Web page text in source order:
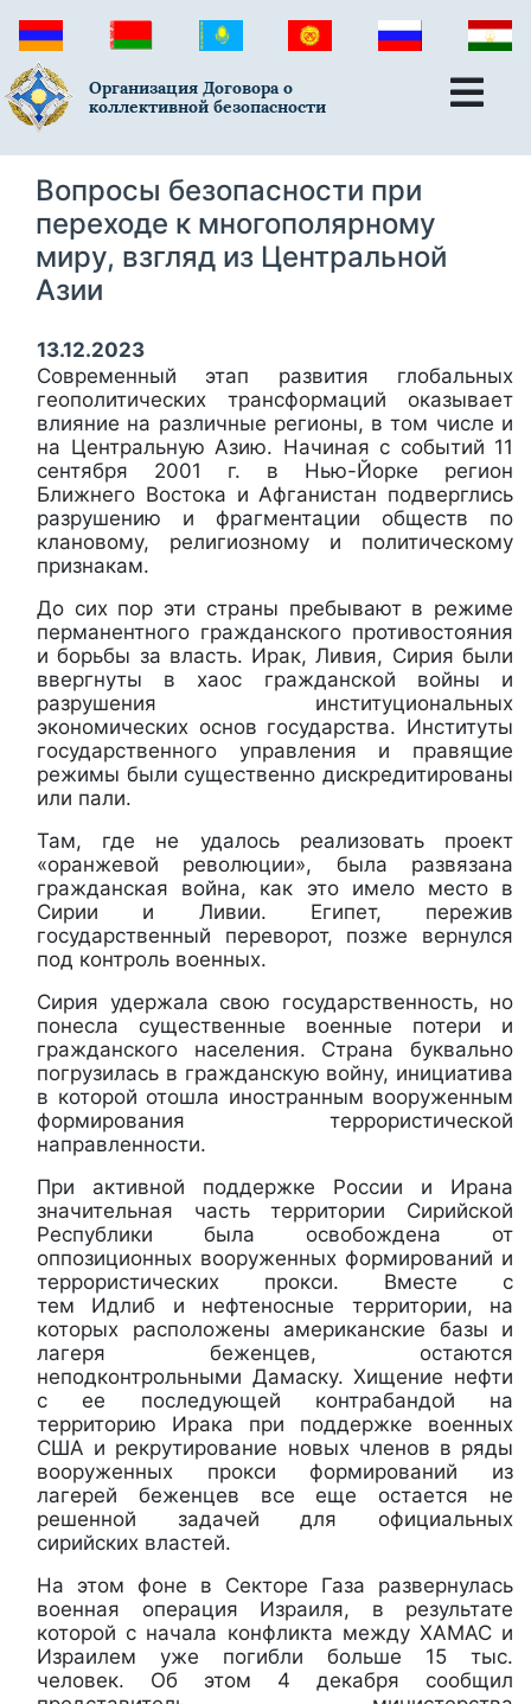
Организация Договора о
коллективной безопасности
Вопросы безопасности при
переходе к многополярному
миру, взгляд из Центральной
Азии
13.12.2023
Современный этап развития глобальных
геополитических трансформаций оказывает
влияние на различные регионы, в том числе и
на Центральную Азию. Начиная с событий 11
сентября 2001 г. в Нью-Йорке регион
Ближнего Востока и Афганистан подверглись
разрушению и фрагментации обществ по
клановому, религиозному и политическому
признакам.
До сих пор эти страны пребывают в режиме
перманентного гражданского противостояния
и борьбы за власть. Ирак, Ливия, Сирия были
ввергнуты в хаос гражданской войны и
разрушения институциональных
экономических основ государства. Институты
государственного управления и правящие
режимы были существенно дискредитированы
или пали.
Там, где не удалось реализовать проект
«оранжевой революции», была развязана
гражданская война, как это имело место в
Сирии и Ливии. Египет, пережив
государственный переворот, позже вернулся
под контроль военных.
Сирия удержала свою государственность, но
понесла существенные военные потери и
гражданского населения. Страна буквально
погрузилась в гражданскую войну, инициатива
в которой отошла иностранным вооруженным
формирования террористической
направленности.
При активной поддержке России и Ирана
значительная часть территории Сирийской
Республики была освобождена от
оппозиционных вооруженных формирований и
террористических прокси. Вместе с
тем Идлиб и нефтеносные территории, на
которых расположены американские базы и
лагеря беженцев, остаются
неподконтрольными Дамаску. Хищение нефти
с ее последующей контрабандой на
территорию Ирака при поддержке военных
США и рекрутирование новых членов в ряды
вооруженных прокси формирований из
лагерей беженцев все еще остается не
решенной задачей для официальных
сирийских властей.
На этом фоне в Секторе Газа развернулась
военная операция Израиля, в результате
которой с начала конфликта между ХАМАС и
Израилем уже погибли больше 15 тыс.
человек. Об этом 4 декабря сообщил